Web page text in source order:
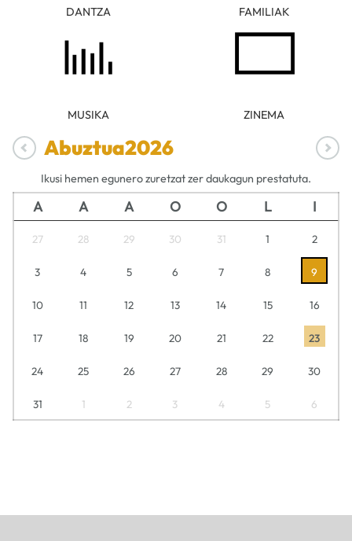
DANTZA FAMILIAK
MUSIKA ZINEMA
Abuztua2026
Ikusi hemen egunero zuretzat zer daukagun prestatuta.
A A A O O L I
27 28 29 30 31 1 2
3 4 5 6 7 8 9
10 11 12 13 14 15 16
17 18 19 20 21 22 23
24 25 26 27 28 29 30
31 1 2 3 4 5 6